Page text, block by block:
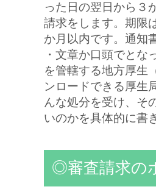
った日の翌日から３
請求をします。期限
か月以内です。通知
・文章か口頭でと
を管轄する地方厚生
ンロードできる厚生
んな処分を受け、そ
いのかを具体的に書
◎審査請求の